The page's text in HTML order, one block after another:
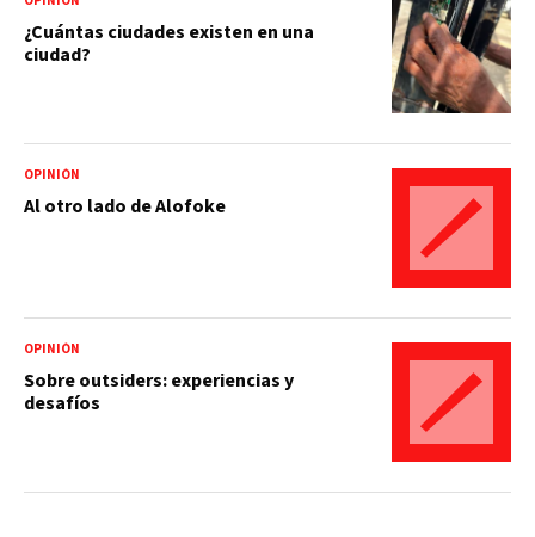
¿Cuántas ciudades existen en una
ciudad?
OPINIÓN
Al otro lado de Alofoke
OPINIÓN
Sobre outsiders: experiencias y
desafíos